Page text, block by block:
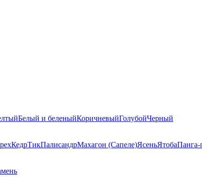
Белый и беленыйКоричневыйГолубойЧерный
КедрТикПалисандрМахагон (Сапеле)ЯсеньЯтобаПанга-